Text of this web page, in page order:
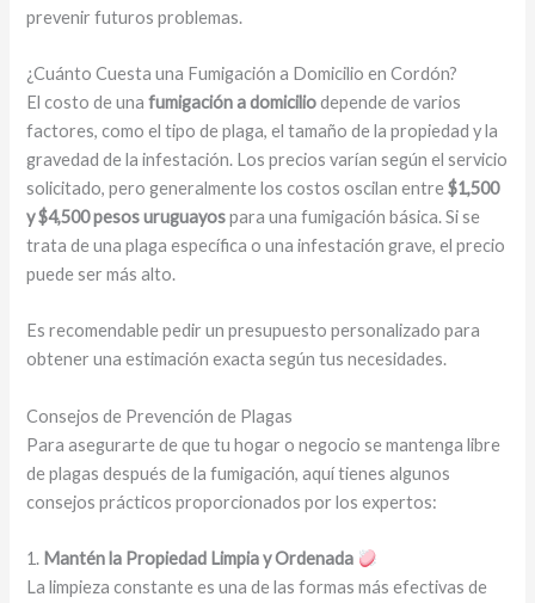
prevenir futuros problemas.
¿Cuánto Cuesta una Fumigación a Domicilio en Cordón?
El costo de unafumigación a domiciliodepende de varios
factores, como el tipo de plaga, el tamaño de la propiedad y la
gravedad de la infestación. Los precios varían según el servicio
solicitado, pero generalmente los costos oscilan entre$1,500
y $4,500 pesos uruguayospara una fumigación básica. Si se
trata de una plaga específica o una infestación grave, el precio
puede ser más alto.
Es recomendable pedir un presupuesto personalizado para
obtener una estimación exacta según tus necesidades.
Consejos de Prevención de Plagas
Para asegurarte de que tu hogar o negocio se mantenga libre
de plagas después de la fumigación, aquí tienes algunos
consejos prácticos proporcionados por los expertos:
1. Mantén la Propiedad Limpia y Ordenada
La limpieza constante es una de las formas más efectivas de